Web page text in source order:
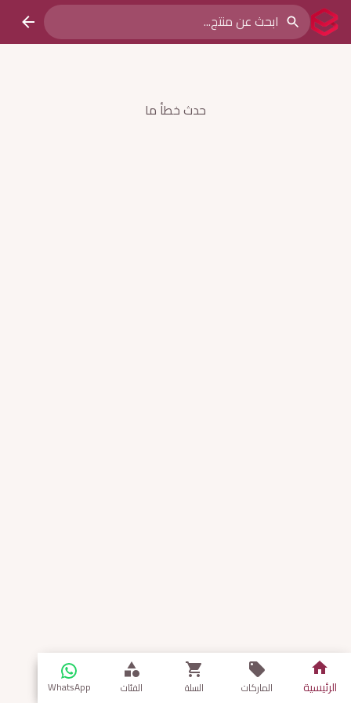
حدث خطأ ما
الرئيسية الماركات السلة الفئات WhatsApp